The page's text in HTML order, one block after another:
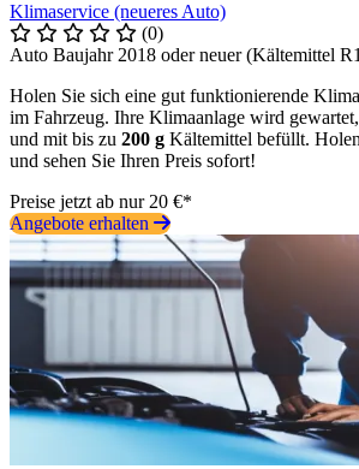
Klimaservice (neueres Auto)
(0)
Auto Baujahr 2018 oder neuer (Kältemittel
Holen Sie sich eine gut funktionierende
im Fahrzeug. Ihre Klimaanlage wird
und mit bis zu 200 g Kältemittel befüllt.
und sehen Sie Ihren Preis sofort!
Preise jetzt ab nur 20 €*
Angebote erhalten